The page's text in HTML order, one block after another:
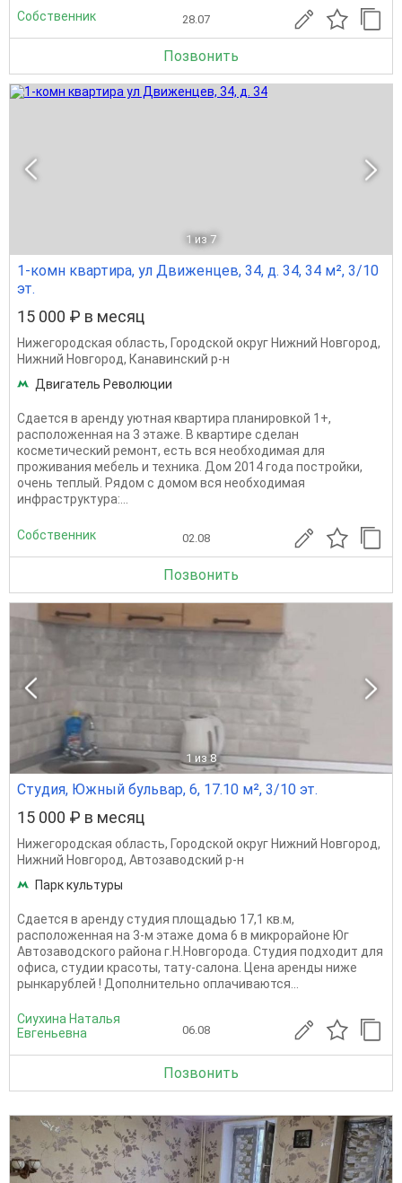
Собственник 28.07
Позвонить
1 из 7
1-комн квартира, ул Движенцев, 34, д. 34, 34 м², 3/10
эт.
15 000 ₽ в месяц
Нижегородская область, Городской округ Нижний Новгород,
Нижний Новгород, Канавинский р-н
Двигатель Революции
Сдается в аренду уютная квартира планировкой 1+,
расположенная на 3 этаже. В квартире сделан
косметический ремонт, есть вся необходимая для
проживания мебель и техника. Дом 2014 года постройки,
очень теплый. Рядом с домом вся необходимая
инфраструктура:...
Собственник 02.08
Позвонить
1 из 8
Студия, Южный бульвар, 6, 17.10 м², 3/10 эт.
15 000 ₽ в месяц
Нижегородская область, Городской округ Нижний Новгород,
Нижний Новгород, Автозаводский р-н
Парк культуры
Сдается в аренду студия площадью 17,1 кв.м,
расположенная на 3-м этаже дома 6 в микрорайоне Юг
Автозаводского района г.Н.Новгорода. Студия подходит для
офиса, студии красоты, тату-салона. Цена аренды ниже
рынкарублей ! Дополнительно оплачиваются...
Сиухина Наталья
Евгеньевна
06.08
Позвонить